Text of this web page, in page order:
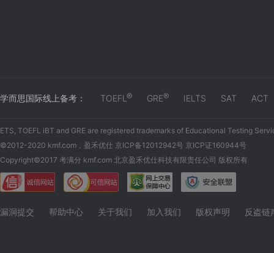
学而思国际线上备考： TOEFL ® GRE® IELTS SAT ACT
ETS, TOEFL iBT and GRE are registered trademarks of Educational Testing
©2012-2020 kmf.com，盈禾优仕 京ICP备12012942号 京ICP证160944号
Copyright©2017 考满分 kmf.com 北京盈禾优仕科技有限责任公司 版权所有
漏洞提交 帮助中心 关于我们 加入我们 版权声明 反盗链